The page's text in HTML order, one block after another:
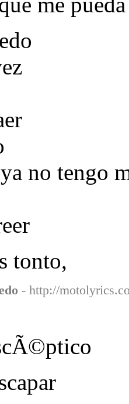
no tengo
tonto,
- http://